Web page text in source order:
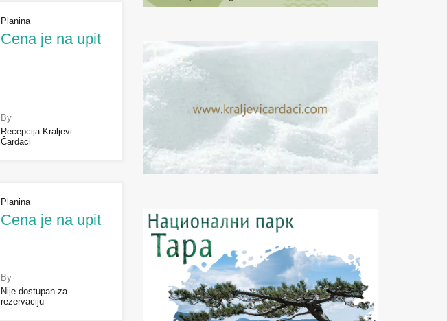
Planina
Cena je na upit
By
Recepcija Kraljevi
Čardaci
Planina
Cena je na upit
By
Nije dostupan za
rezervaciju